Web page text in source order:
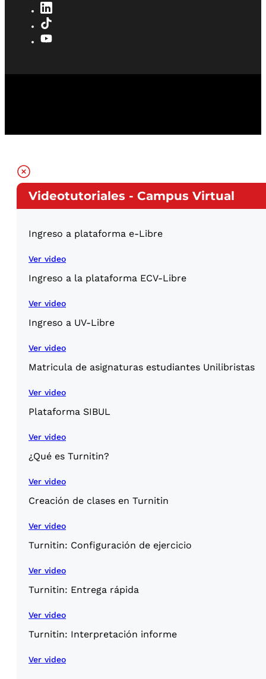
Videotutoriales - Campus Virtual
Ingreso a plataforma e-Libre
Ver video
Ingreso a la plataforma ECV-Libre
Ver video
Ingreso a UV-Libre
Ver video
Matricula de asignaturas estudiantes Unilibristas
Ver video
Plataforma SIBUL
Ver video
¿Qué es Turnitin?
Ver video
Creación de clases en Turnitin
Ver video
Turnitin: Configuración de ejercicio
Ver video
Turnitin: Entrega rápida
Ver video
Turnitin: Interpretación informe
Ver video